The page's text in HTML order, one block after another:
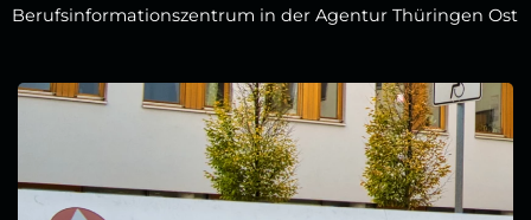
Berufsinformationszentrum in der Agentur Thüringen Ost